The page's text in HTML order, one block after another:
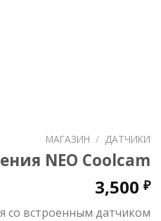
МАГАЗИН / ДАТЧИКИ
NEO Coolcam
3,500 ₽
со встроенным датчиком